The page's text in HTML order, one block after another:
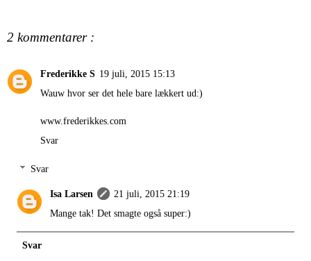
2 kommentarer :
Frederikke S 19 juli, 2015 15:13
Wauw hvor ser det hele bare lækkert ud:)
www.frederikkes.com
Svar
Svar
Isa Larsen
21 juli, 2015 21:19
Mange tak! Det smagte også super:)
Svar